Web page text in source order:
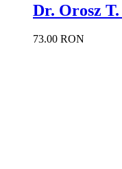
Dr. Orosz
73.00 RON